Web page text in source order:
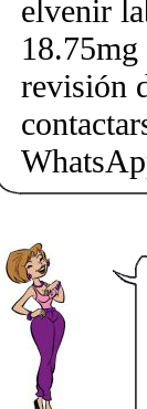
elvenir
revisión